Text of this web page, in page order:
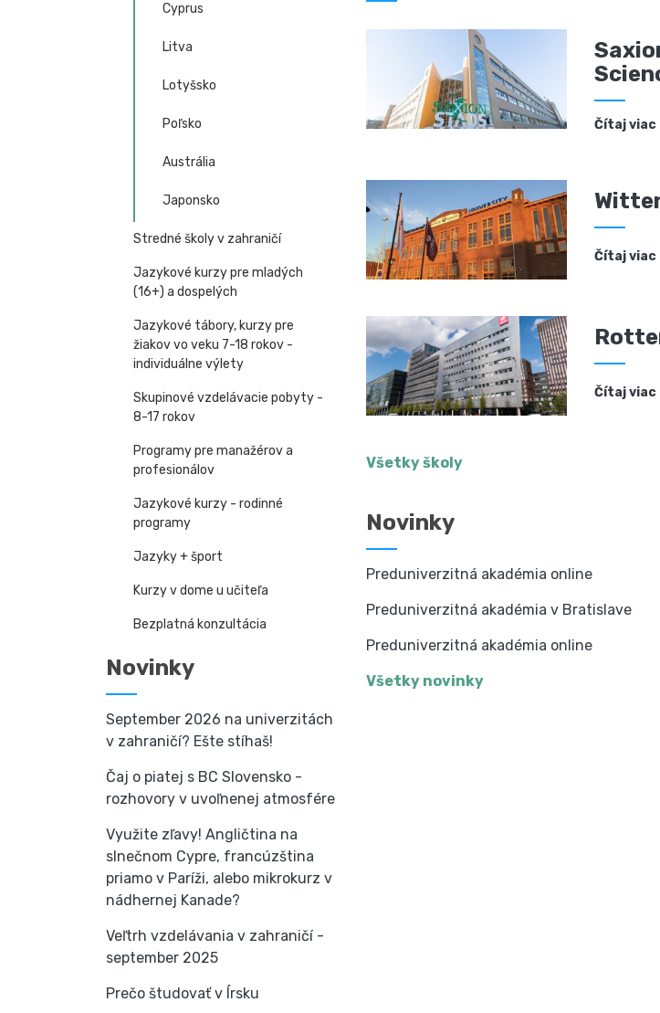
Cyprus
Litva
Lotyšsko
Poľsko
Austrália
Japonsko
Stredné školy v zahraničí
Jazykové kurzy pre mladých
(16+) a dospelých
Jazykové tábory, kurzy pre
žiakov vo veku 7-18 rokov -
individuálne výlety
Skupinové vzdelávacie pobyty -
8-17 rokov
Programy pre manažérov a
profesionálov
Jazykové kurzy - rodinné
programy
Jazyky + šport
Kurzy v dome u učiteľa
Bezplatná konzultácia
Novinky
September 2026 na univerzitách
v zahraničí? Ešte stíhaš!
Čaj o piatej s BC Slovensko -
rozhovory v uvoľnenej atmosfére
Využite zľavy! Angličtina na
slnečnom Cypre, francúzština
priamo v Paríži, alebo mikrokurz v
nádhernej Kanade?
Veľtrh vzdelávania v zahraničí -
september 2025
Prečo študovať v Írsku
Čítaj viac
Čítaj viac
Čítaj viac
Všetky školy
Novinky
Preduniverzitná akadémia online
Preduniverzitná akadémia v Bratislave
Preduniverzitná akadémia online
Všetky novinky